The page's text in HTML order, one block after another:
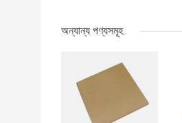
অন্যান্য পণ্যসমূহ